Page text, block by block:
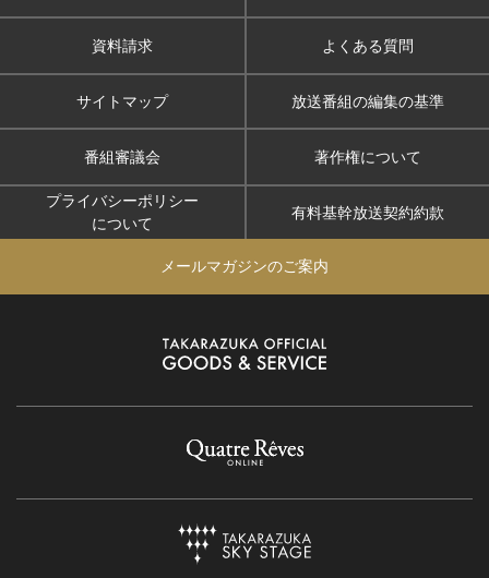
資料請求 よくある質問
サイトマップ 放送番組の編集の基準
番組審議会 著作権について
プライバシーポリシー
について
有料基幹放送契約約款
メールマガジンのご案内